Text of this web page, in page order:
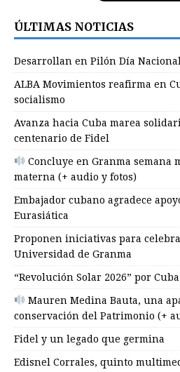
ÚLTIMAS NOTICIAS
Desarrollan en Pilón Día
ALBA Movimientos reafirma en
socialismo
Avanza hacia Cuba marea
centenario de Fidel
Concluye en Granma semana
materna (+ audio y fotos)
Embajador cubano agradece
Eurasiática
Proponen iniciativas para
Universidad de Granma
“Revolución Solar 2026” por
Mauren Medina Bauta, una
conservación del Patrimonio (+
Fidel y un legado que germina
Edisnel Corrales, quinto